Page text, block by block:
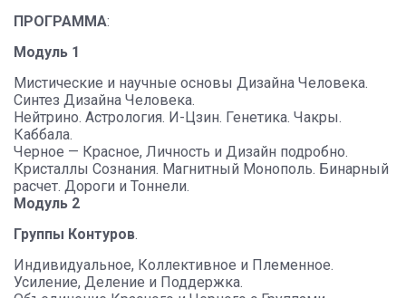
ПРОГРАММА:
Модуль 1
Мистические и научные основы Дизайна Человека.
Синтез Дизайна Человека.
Нейтрино. Астрология. И-Цзин. Генетика. Чакры.
Каббала.
Черное — Красное, Личность и Дизайн подробно.
Кристаллы Сознания. Магнитный Монополь. Бинарный
расчет. Дороги и Тоннели.
Модуль 2
Группы Контуров.
Индивидуальное, Коллективное и Племенное.
Усиление, Деление и Поддержка.